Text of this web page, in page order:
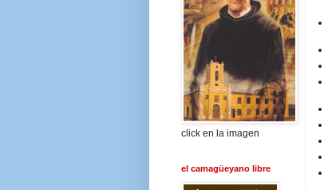
click en la imagen
el camagüeyano libre